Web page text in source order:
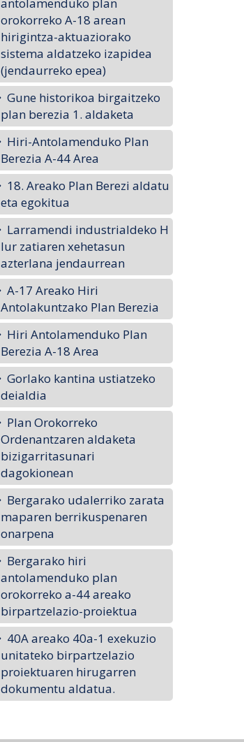
orokorreko A-18 arean
hirigintza-aktuaziorako
sistema aldatzeko izapidea
(jendaurreko epea)
Gune historikoa birgaitzeko
plan berezia 1. aldaketa
Hiri-Antolamenduko Plan
Berezia A-44 Area
18. Areako Plan Berezi aldatu
eta egokitua
Larramendi industrialdeko H
lur zatiaren xehetasun
azterlana jendaurrean
A-17 Areako Hiri
Antolakuntzako Plan Berezia
Hiri Antolamenduko Plan
Berezia A-18 Area
Gorlako kantina ustiatzeko
deialdia
Plan Orokorreko
Ordenantzaren aldaketa
bizigarritasunari
dagokionean
Bergarako udalerriko zarata
maparen berrikuspenaren
onarpena
Bergarako hiri
antolamenduko plan
orokorreko a-44 areako
birpartzelazio-proiektua
40A areako 40a-1 exekuzio
unitateko birpartzelazio
proiektuaren hirugarren
dokumentu aldatua.